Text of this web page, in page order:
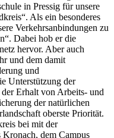
in Pressig für unsere
Als ein besonderes
Verkehrsanbindungen zu
Dabei hob er die
hervor. Aber auch
und dem damit
und
Unterstützung der
Erhalt von Arbeits- und
der natürlichen
oberste Priorität.
bei mit der
dem Campus